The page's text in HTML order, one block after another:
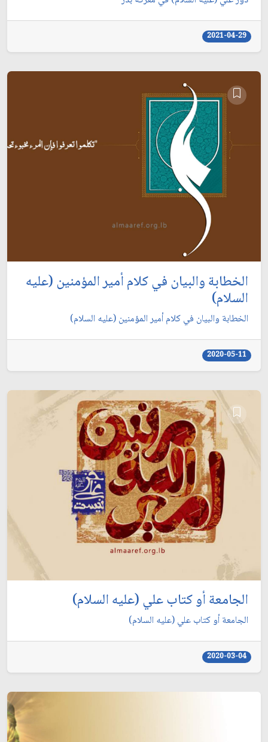
2021-04-29
الخطابة والبيان في كلام أمير المؤمنين (عليه
السلام)
الخطابة والبيان في كلام أمير المؤمنين (عليه السلام)
2020-05-11
الجامعة أو كتاب علي (عليه السلام)
الجامعة أو كتاب علي (عليه السلام)
2020-03-04